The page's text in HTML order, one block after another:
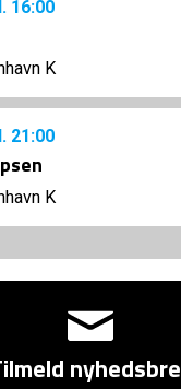
16:00
K
21:00
K